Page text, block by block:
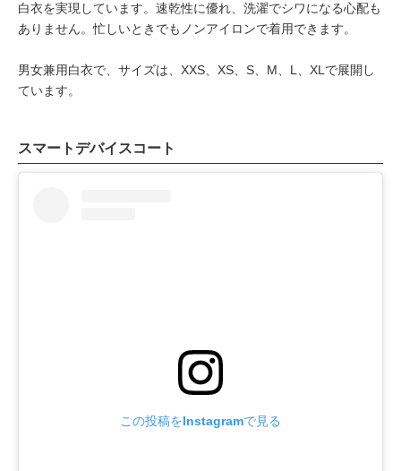
白衣を実現しています。速乾性に優れ、洗濯でシワになる心配も
ありません。忙しいときでもノンアイロンで着用できます。
男女兼用白衣で、サイズは、XXS、XS、S、M、L、XLで展開し
ています。
スマートデバイスコート
この投稿をInstagramで見る